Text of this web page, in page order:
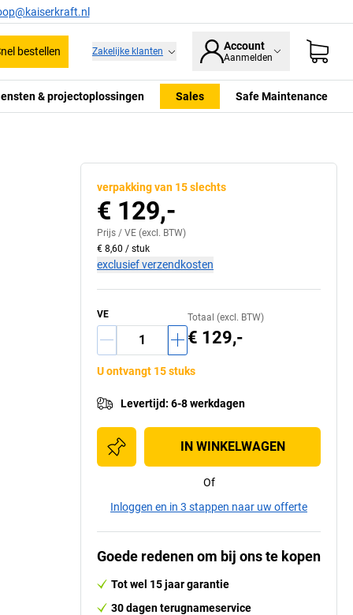
bestellen Zakelijke klanten Account
Aanmelden
& projectoplossingen Sales Safe Maintenance
verpakking van 15 slechts
€ 129,-
Prijs / VE (excl. BTW)
€ 8,60 / stuk
exclusief verzendkosten
VE Totaal (excl. BTW)
€ 129,-
U ontvangt 15 stuks
Levertijd: 6-8 werkdagen
IN WINKELWAGEN
Of
Inloggen en in 3 stappen naar uw offerte
Goede redenen om bij ons te kopen
Tot wel 15 jaar garantie
30 dagen terugnameservice